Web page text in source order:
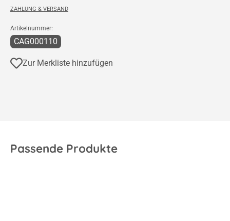
ZAHLUNG & VERSAND
Artikelnummer:
CAG000110
Zur Merkliste hinzufügen
Passende Produkte